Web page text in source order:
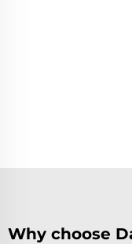
Why choose